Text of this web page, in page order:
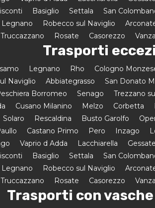
Basiglio Settala San
Legnano Robecco sul Naviglio
Truccazzano Rosate Casorezzo
Trasporti
Legnano Rho Cologno
Naviglio Abbiategrasso San Donato
Borromeo Senago Trezzano
Cusano Milanino Melzo Corbetta
Solaro Rescaldina Busto Garolfo
Castano Primo Pero Inzago
Vaprio d Adda Lacchiarella Gessate
Basiglio Settala San
Legnano Robecco sul Naviglio
Truccazzano Rosate Casorezzo
Trasporti con